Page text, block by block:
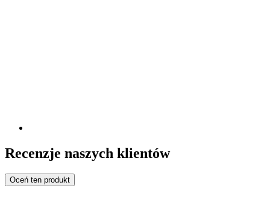
Recenzje naszych klientów
Oceń ten produkt